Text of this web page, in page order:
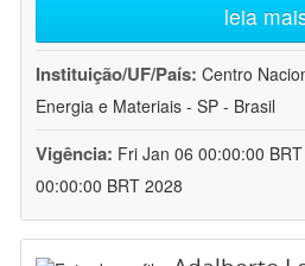
leia
Instituição/UF/País: Centro
Energia e Materiais - SP - Brasil
Vigência: Fri Jan 06 00:00:00
00:00:00 BRT 2028